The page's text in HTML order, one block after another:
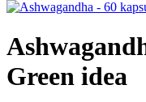
Green idea